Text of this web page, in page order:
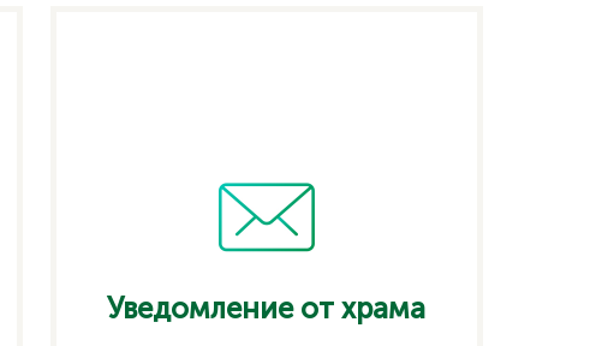
Уведомление от храма